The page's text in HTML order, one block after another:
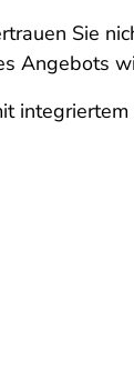
Sie
Angebots